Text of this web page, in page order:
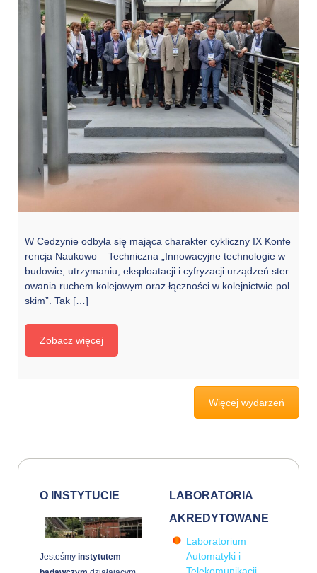
W Cedzynie odbyła się mająca charakter cykliczny IX Konfe
rencja Naukowo – Techniczna „Innowacyjne technologie w
budowie, utrzymaniu, eksploatacji i cyfryzacji urządzeń ster
owania ruchem kolejowym oraz łączności w kolejnictwie pol
skim”. Tak […]
Zobacz więcej
Więcej wydarzeń
O INSTYTUCIE
Jesteśmy instytutem
LABORATORIA
AKREDYTOWANE
Laboratorium
Automatyki i